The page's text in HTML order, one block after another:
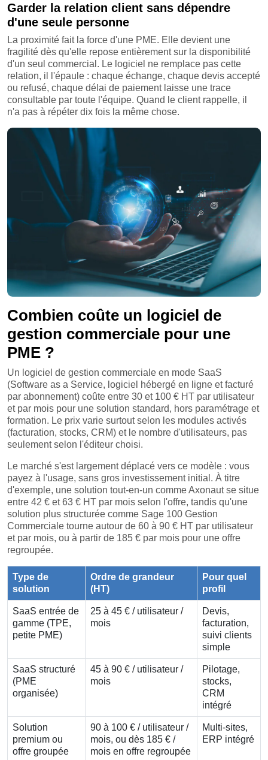
Garder la relation client sans dépendre
d'une seule personne
La proximité fait la force d'une PME. Elle devient une
fragilité dès qu'elle repose entièrement sur la disponibilité
d'un seul commercial. Le logiciel ne remplace pas cette
relation, il l'épaule : chaque échange, chaque devis accepté
ou refusé, chaque délai de paiement laisse une trace
consultable par toute l'équipe. Quand le client rappelle, il
n'a pas à répéter dix fois la même chose.
Combien coûte un logiciel de
gestion commerciale pour une
PME ?
Un logiciel de gestion commerciale en mode SaaS
(Software as a Service, logiciel hébergé en ligne et facturé
par abonnement) coûte entre 30 et 100 € HT par utilisateur
et par mois pour une solution standard, hors paramétrage et
formation. Le prix varie surtout selon les modules activés
(facturation, stocks, CRM) et le nombre d'utilisateurs, pas
seulement selon l'éditeur choisi.
Le marché s'est largement déplacé vers ce modèle : vous
payez à l'usage, sans gros investissement initial. À titre
d'exemple, une solution tout-en-un comme Axonaut se situe
entre 42 € et 63 € HT par mois selon l'offre, tandis qu'une
solution plus structurée comme Sage 100 Gestion
Commerciale tourne autour de 60 à 90 € HT par utilisateur
et par mois, ou à partir de 185 € par mois pour une offre
regroupée.
Type de
solution
Ordre de grandeur
(HT)
Pour quel
profil
SaaS entrée de
gamme (TPE,
petite PME)
25 à 45 € / utilisateur /
mois
Devis,
facturation,
suivi clients
simple
SaaS structuré
(PME
organisée)
45 à 90 € / utilisateur /
mois
Pilotage,
stocks,
CRM
intégré
Solution
premium ou
offre groupée
90 à 100 € / utilisateur /
mois, ou dès 185 € /
mois en offre regroupée
Multi-sites,
ERP intégré